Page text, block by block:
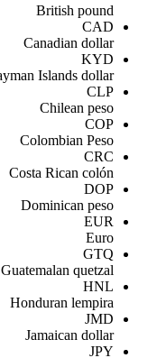
British pound
CAD
Canadian dollar
KYD
Islands dollar
CLP
Chilean peso
COP
Colombian Peso
CRC
Costa Rican colón
DOP
Dominican peso
EUR
Euro
GTQ
Guatemalan quetzal
HNL
Honduran lempira
JMD
Jamaican dollar
JPY